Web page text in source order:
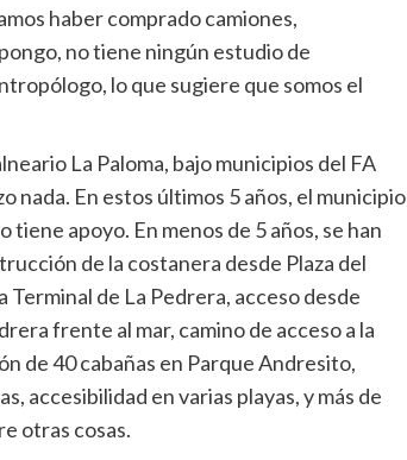
haber comprado camiones,
no tiene ningún estudio de
lo que sugiere que somos el
La Paloma, bajo municipios del FA
nada. En estos últimos 5 años, el municipio
apoyo. En menos de 5 años, se han
de la costanera desde Plaza del
Terminal de La Pedrera, acceso desde
frente al mar, camino de acceso a la
de 40 cabañas en Parque Andresito,
accesibilidad en varias playas, y más de
otras cosas.